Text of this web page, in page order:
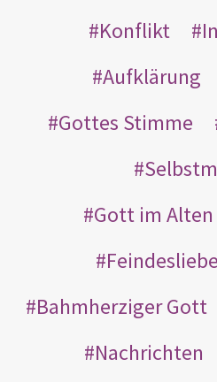
Konflikt
Aufklärung
Gottes Stimme
Gott im
Feindesliebe
Bahmherziger Gott
Nachrichten